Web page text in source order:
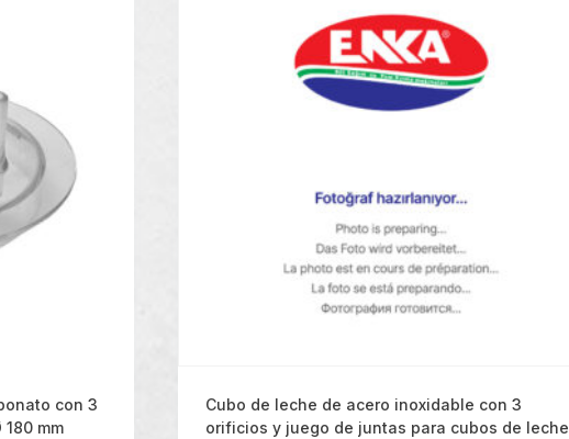
con 3
mm
Cubo de leche de acero inoxidable con 3
orificios y juego de juntas para cubos de leche